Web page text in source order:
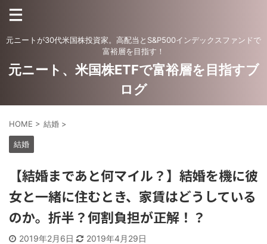
元ニートが30代米国株投資家。高配当とS&P500インデックスファンドで
富裕層を目指す！
元ニート、米国株ETFで富裕層を目指すブ
ログ
HOME > 結婚 >
結婚
【結婚まであと何マイル？】結婚を機に彼
女と一緒に住むとき、家賃はどうしている
のか。折半？何割負担が正解！？
2019年2月6日 2019年4月29日